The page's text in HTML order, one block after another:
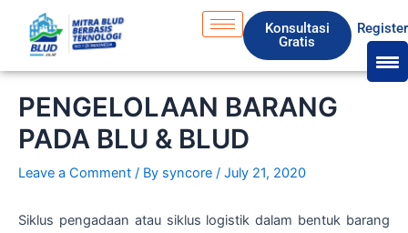
content
Konsultasi
Gratis
Register
PENGELOLAAN BARANG
PADA BLU & BLUD
Leave a Comment / By syncore / July 21, 2020
Siklus pengadaan atau siklus logistik dalam bentuk barang
c
h